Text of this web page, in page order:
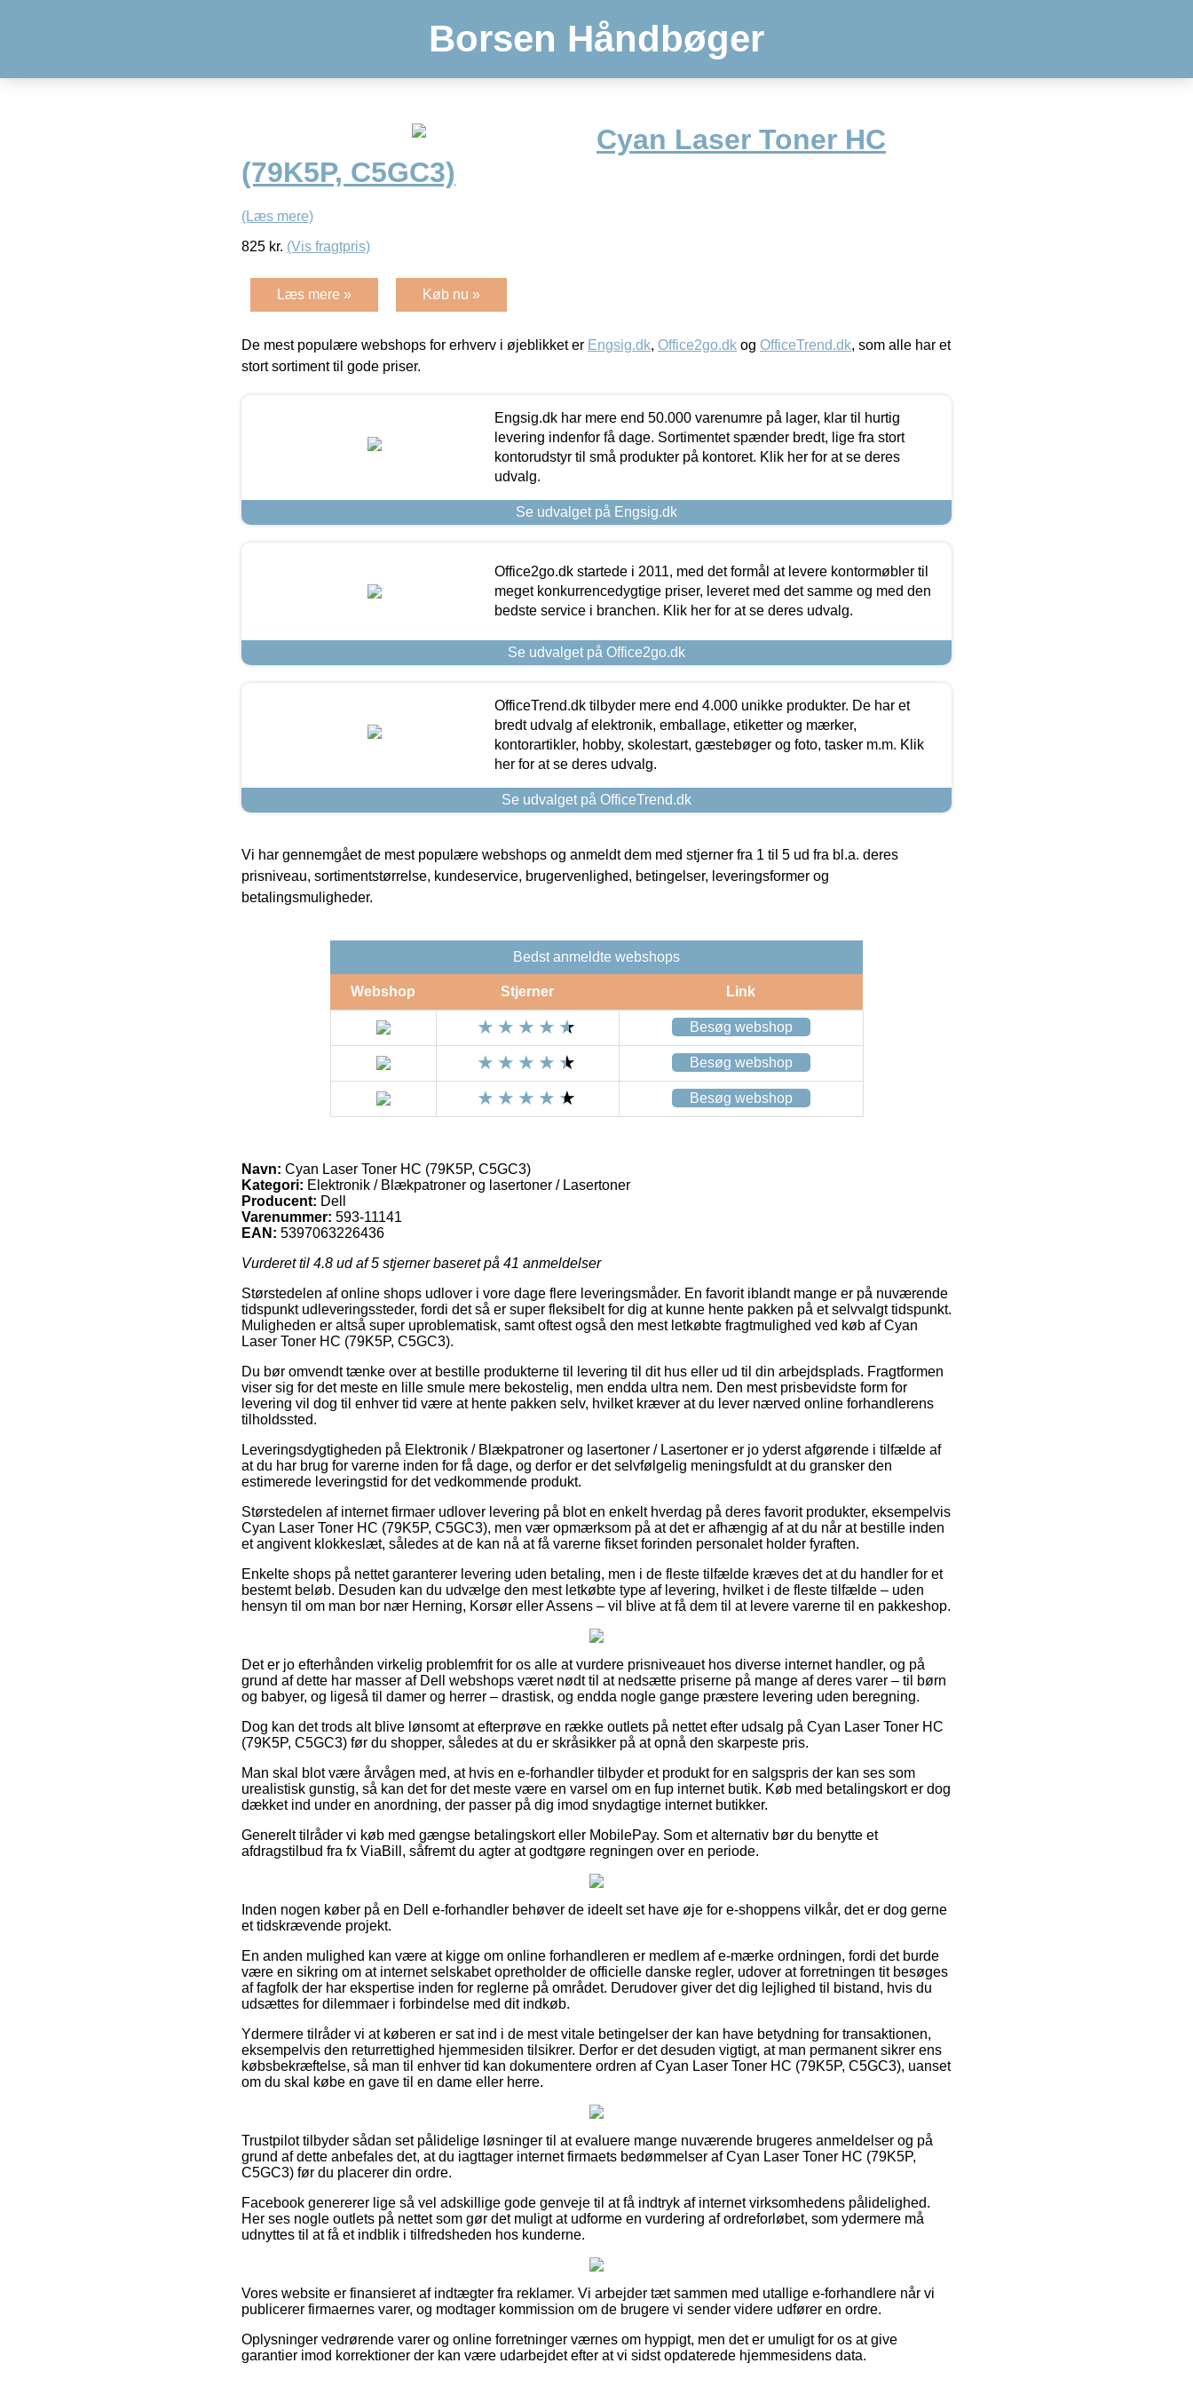
Borsen Håndbøger
Cyan Laser Toner HC
(79K5P, C5GC3)
(Læs mere)
825 kr. (Vis fragtpris)
Læs mere » Køb nu »
De mest populære webshops for erhverv i øjeblikket er Engsig.dk, Office2go.dk og OfficeTrend.dk, som alle har et
stort sortiment til gode priser.
Engsig.dk har mere end 50.000 varenumre på lager, klar til hurtig
levering indenfor få dage. Sortimentet spænder bredt, lige fra stort
kontorudstyr til små produkter på kontoret. Klik her for at se deres
udvalg.
Se udvalget på Engsig.dk
Office2go.dk startede i 2011, med det formål at levere kontormøbler til
meget konkurrencedygtige priser, leveret med det samme og med den
bedste service i branchen. Klik her for at se deres udvalg.
Se udvalget på Office2go.dk
OfficeTrend.dk tilbyder mere end 4.000 unikke produkter. De har et
bredt udvalg af elektronik, emballage, etiketter og mærker,
kontorartikler, hobby, skolestart, gæstebøger og foto, tasker m.m. Klik
her for at se deres udvalg.
Se udvalget på OfficeTrend.dk
Vi har gennemgået de mest populære webshops og anmeldt dem med stjerner fra 1 til 5 ud fra bl.a. deres
prisniveau, sortimentstørrelse, kundeservice, brugervenlighed, betingelser, leveringsformer og
betalingsmuligheder.
Bedst anmeldte webshops
Webshop Stjerner Link
Besøg webshop
Besøg webshop
Besøg webshop
Navn: Cyan Laser Toner HC (79K5P, C5GC3)
Kategori: Elektronik / Blækpatroner og lasertoner / Lasertoner
Producent: Dell
Varenummer: 593-11141
EAN: 5397063226436
Vurderet til 4.8 ud af 5 stjerner baseret på 41 anmeldelser
Størstedelen af online shops udlover i vore dage flere leveringsmåder. En favorit iblandt mange er på nuværende
tidspunkt udleveringssteder, fordi det så er super fleksibelt for dig at kunne hente pakken på et selvvalgt tidspunkt.
Muligheden er altså super uproblematisk, samt oftest også den mest letkøbte fragtmulighed ved køb af Cyan
Laser Toner HC (79K5P, C5GC3).
Du bør omvendt tænke over at bestille produkterne til levering til dit hus eller ud til din arbejdsplads. Fragtformen
viser sig for det meste en lille smule mere bekostelig, men endda ultra nem. Den mest prisbevidste form for
levering vil dog til enhver tid være at hente pakken selv, hvilket kræver at du lever nærved online forhandlerens
tilholdssted.
Leveringsdygtigheden på Elektronik / Blækpatroner og lasertoner / Lasertoner er jo yderst afgørende i tilfælde af
at du har brug for varerne inden for få dage, og derfor er det selvfølgelig meningsfuldt at du gransker den
estimerede leveringstid for det vedkommende produkt.
Størstedelen af internet firmaer udlover levering på blot en enkelt hverdag på deres favorit produkter, eksempelvis
Cyan Laser Toner HC (79K5P, C5GC3), men vær opmærksom på at det er afhængig af at du når at bestille inden
et angivent klokkeslæt, således at de kan nå at få varerne fikset forinden personalet holder fyraften.
Enkelte shops på nettet garanterer levering uden betaling, men i de fleste tilfælde kræves det at du handler for et
bestemt beløb. Desuden kan du udvælge den mest letkøbte type af levering, hvilket i de fleste tilfælde – uden
hensyn til om man bor nær Herning, Korsør eller Assens – vil blive at få dem til at levere varerne til en pakkeshop.
Det er jo efterhånden virkelig problemfrit for os alle at vurdere prisniveauet hos diverse internet handler, og på
grund af dette har masser af Dell webshops været nødt til at nedsætte priserne på mange af deres varer – til børn
og babyer, og ligeså til damer og herrer – drastisk, og endda nogle gange præstere levering uden beregning.
Dog kan det trods alt blive lønsomt at efterprøve en række outlets på nettet efter udsalg på Cyan Laser Toner HC
(79K5P, C5GC3) før du shopper, således at du er skråsikker på at opnå den skarpeste pris.
Man skal blot være årvågen med, at hvis en e-forhandler tilbyder et produkt for en salgspris der kan ses som
urealistisk gunstig, så kan det for det meste være en varsel om en fup internet butik. Køb med betalingskort er dog
dækket ind under en anordning, der passer på dig imod snydagtige internet butikker.
Generelt tilråder vi køb med gængse betalingskort eller MobilePay. Som et alternativ bør du benytte et
afdragstilbud fra fx ViaBill, såfremt du agter at godtgøre regningen over en periode.
Inden nogen køber på en Dell e-forhandler behøver de ideelt set have øje for e-shoppens vilkår, det er dog gerne
et tidskrævende projekt.
En anden mulighed kan være at kigge om online forhandleren er medlem af e-mærke ordningen, fordi det burde
være en sikring om at internet selskabet opretholder de officielle danske regler, udover at forretningen tit besøges
af fagfolk der har ekspertise inden for reglerne på området. Derudover giver det dig lejlighed til bistand, hvis du
udsættes for dilemmaer i forbindelse med dit indkøb.
Ydermere tilråder vi at køberen er sat ind i de mest vitale betingelser der kan have betydning for transaktionen,
eksempelvis den returrettighed hjemmesiden tilsikrer. Derfor er det desuden vigtigt, at man permanent sikrer ens
købsbekræftelse, så man til enhver tid kan dokumentere ordren af Cyan Laser Toner HC (79K5P, C5GC3), uanset
om du skal købe en gave til en dame eller herre.
Trustpilot tilbyder sådan set pålidelige løsninger til at evaluere mange nuværende brugeres anmeldelser og på
grund af dette anbefales det, at du iagttager internet firmaets bedømmelser af Cyan Laser Toner HC (79K5P,
C5GC3) før du placerer din ordre.
Facebook genererer lige så vel adskillige gode genveje til at få indtryk af internet virksomhedens pålidelighed.
Her ses nogle outlets på nettet som gør det muligt at udforme en vurdering af ordreforløbet, som ydermere må
udnyttes til at få et indblik i tilfredsheden hos kunderne.
Vores website er finansieret af indtægter fra reklamer. Vi arbejder tæt sammen med utallige e-forhandlere når vi
publicerer firmaernes varer, og modtager kommission om de brugere vi sender videre udfører en ordre.
Oplysninger vedrørende varer og online forretninger værnes om hyppigt, men det er umuligt for os at give
garantier imod korrektioner der kan være udarbejdet efter at vi sidst opdaterede hjemmesidens data.